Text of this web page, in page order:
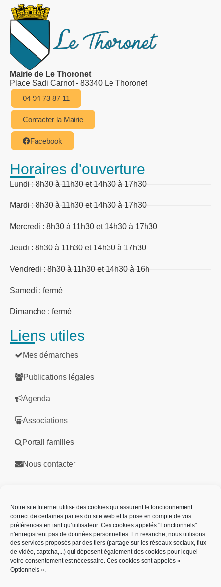
Notre site Internet utilise des cookies qui assurent le fonctionnement
correct de certaines parties du site web et la prise en compte de vos
préférences en tant qu’utilisateur. Ces cookies appelés "Fonctionnels"
n'enregistrent pas de données personnelles. En revanche, nous utilisons
des services proposés par des tiers (partage sur les réseaux sociaux, flux
de vidéo, captcha,...) qui déposent également des cookies pour lequel
votre consentement est nécessaire. Ces cookies sont appelés «
Optionnels ».
Mairie de Le Thoronet
Place Sadi Carnot - 83340 Le Thoronet
04 94 73 87 11
Contacter la Mairie
Facebook
Horaires d'ouverture
Lundi : 8h30 à 11h30 et 14h30 à 17h30
Mardi : 8h30 à 11h30 et 14h30 à 17h30
Mercredi : 8h30 à 11h30 et 14h30 à 17h30
Jeudi : 8h30 à 11h30 et 14h30 à 17h30
Vendredi : 8h30 à 11h30 et 14h30 à 16h
Samedi : fermé
Dimanche : fermé
Liens utiles
Mes démarches
Publications légales
Agenda
Associations
Portail familles
Nous contacter